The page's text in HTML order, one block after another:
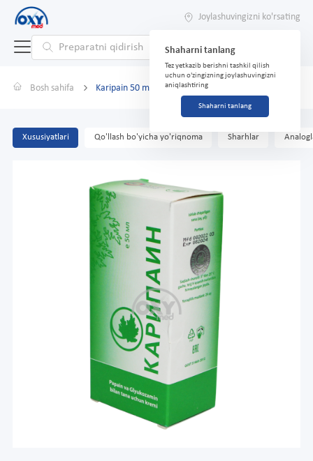
Joylashuvingizni ko'rsating
Shaharni tanlang
Tez yetkazib berishni tashkil qilish
uchun o'zingizning joylashuvingizni
aniqlashtiring
Shaharni tanlang
Bosh sahifa Karipain 50 ml krem
Xususiyatlari Qo'llash bo'yicha yo'riqnoma Sharhlar